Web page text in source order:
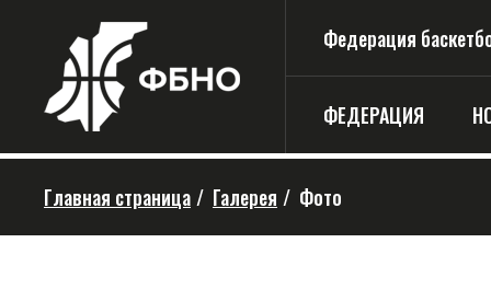
Федерация
ФЕДЕРАЦИЯ
Главная страница / Галерея / Фото